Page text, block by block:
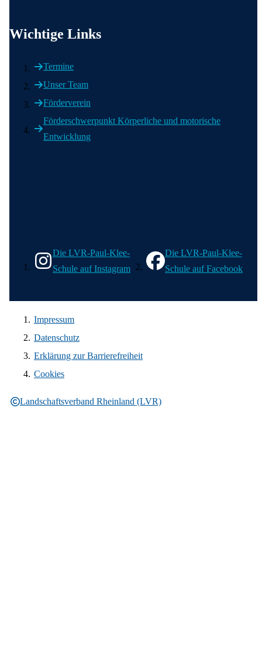
Wichtige Links
Termine
Unser Team
Förderverein
Förderschwerpunkt Körperliche und motorische
Entwicklung
Die LVR-Paul-Klee-
Schule auf Instagram
Die LVR-Paul-Klee-
Schule auf Facebook
Landschaftsverband Rheinland (LVR)
Impressum
Datenschutz
Erklärung zur Barrierefreiheit
Cookies